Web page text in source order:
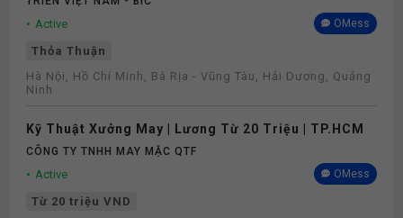
Active OMess
Thỏa Thuận
Hà Nội, Hồ Chí Minh, Bà Rịa - Vũng Tàu, Hải Dương, Quảng
Ninh
Kỹ Thuật Xưởng May | Lương Từ 20 Triệu | TP.HCM
CÔNG TY TNHH MAY MẶC QTF
Active OMess
Từ 20 triệu VND